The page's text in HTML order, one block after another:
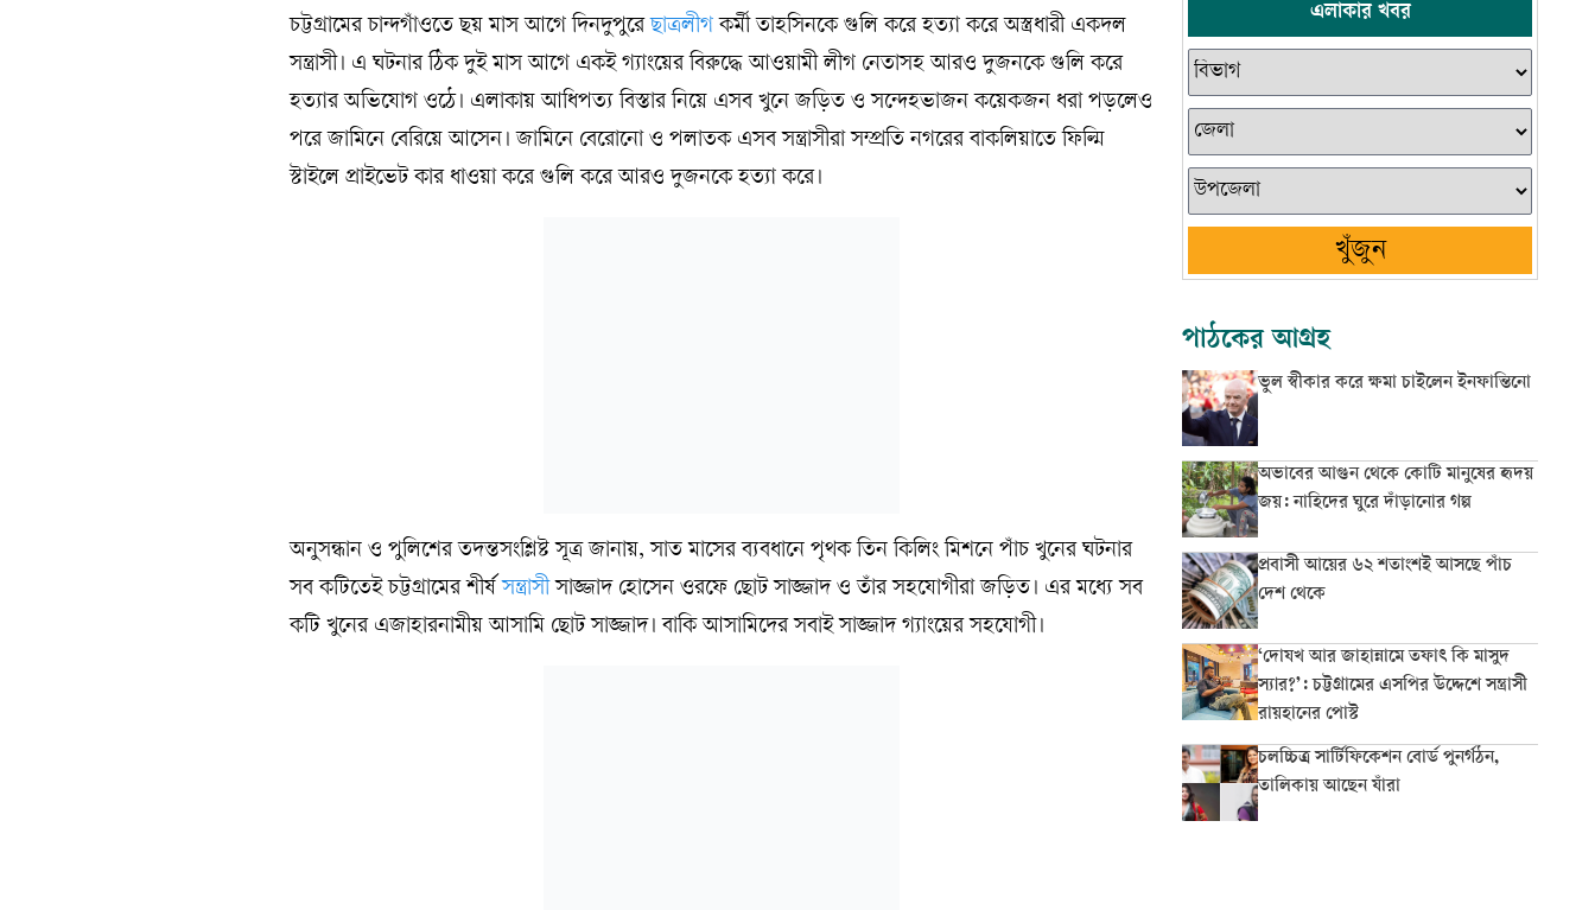
চট্টগ্রামের চান্দগাঁওতে ছয় মাস আগে দিনদুপুরেছাত্রলীগ কর্মী তাহসিনকে গুলি করে হত্যা করে অস্ত্রধারী একদল
সন্ত্রাসী। এ ঘটনার ঠিক দুই মাস আগে একই গ্যাংয়ের বিরুদ্ধে আওয়ামী লীগ নেতাসহ আরও দুজনকে গুলি করে
হত্যার অভিযোগ ওঠে। এলাকায় আধিপত্য বিস্তার নিয়ে এসব খুনে জড়িত ও সন্দেহভাজন কয়েকজন ধরা পড়লেও
পরে জামিনে বেরিয়ে আসেন। জামিনে বেরোনো ও পলাতক এসব সন্ত্রাসীরা সম্প্রতি নগরের বাকলিয়াতে ফিল্মি
স্টাইলে প্রাইভেট কার ধাওয়া করে গুলি করে আরও দুজনকে হত্যা করে।
অনুসন্ধান ও পুলিশের তদন্তসংশ্লিষ্ট সূত্র জানায়, সাত মাসের ব্যবধানে পৃথক তিন কিলিং মিশনে পাঁচ খুনের ঘটনার
সব কটিতেই চট্টগ্রামের শীর্ষসন্ত্রাসীসাজ্জাদ হোসেন ওরফে ছোট সাজ্জাদ ও তাঁর সহযোগীরা জড়িত। এর মধ্যে সব
কটি খুনের এজাহারনামীয় আসামি ছোট সাজ্জাদ। বাকি আসামিদের সবাই সাজ্জাদ গ্যাংয়ের সহযোগী।
এলাকার খবর
খুঁজুন
পাঠকের আগ্রহ
ভুল স্বীকার করে ক্ষমা চাইলেন ইনফান্তিনো
অভাবের আগুন থেকে কোটি মানুষের হৃদয়
জয়: নাহিদের ঘুরে দাঁড়ানোর গল্প
প্রবাসী আয়ের ৬২ শতাংশই আসছে পাঁচ
দেশ থেকে
‘দোযখ আর জাহান্নামে তফাৎ কি মাসুদ
স্যার?’: চট্টগ্রামের এসপির উদ্দেশে সন্ত্রাসী
রায়হানের পোস্ট
চলচ্চিত্র সার্টিফিকেশন বোর্ড পুনর্গঠন,
তালিকায় আছেন যাঁরা